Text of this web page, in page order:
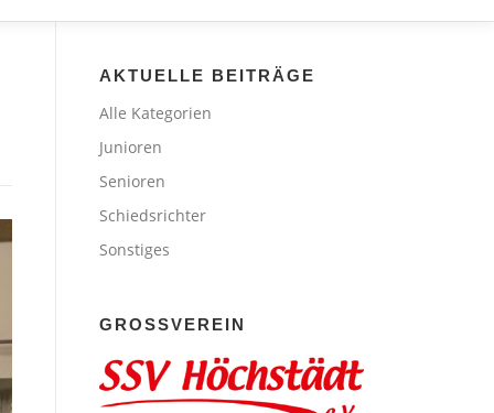
AKTUELLE BEITRÄGE
Alle Kategorien
Junioren
Senioren
Schiedsrichter
Sonstiges
GROSSVEREIN